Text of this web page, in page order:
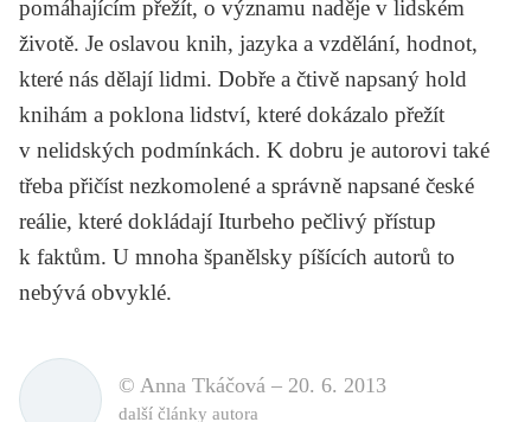
pomáhajícím přežít, o významu naděje v lidském
životě. Je oslavou knih, jazyka a vzdělání, hodnot,
které nás dělají lidmi. Dobře a čtivě napsaný hold
knihám a poklona lidství, které dokázalo přežít
v nelidských podmínkách. K dobru je autorovi také
třeba přičíst nezkomolené a správně napsané české
reálie, které dokládají Iturbeho pečlivý přístup
k faktům. U mnoha španělsky píšících autorů to
nebývá obvyklé.
© Anna Tkáčová – 20. 6. 2013
další články autora